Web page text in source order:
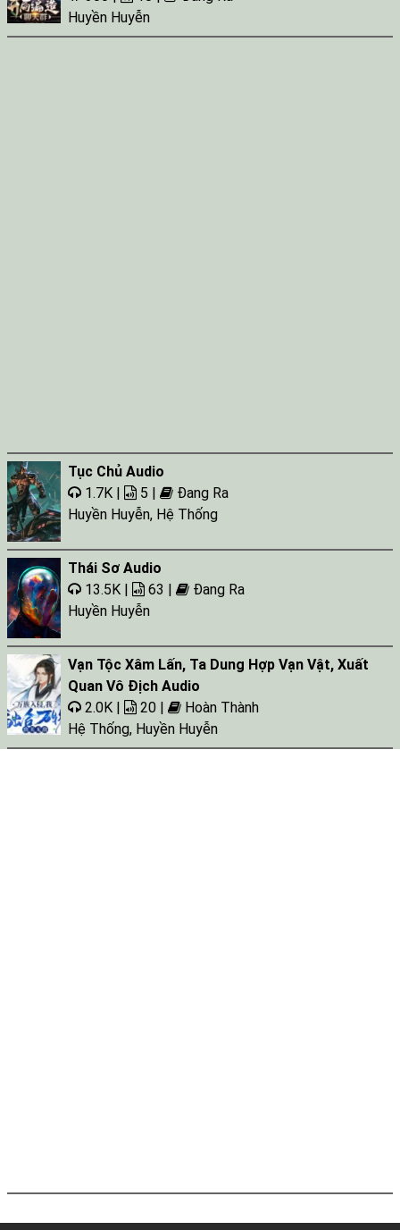
Huyền Huyễn
Tục Chủ Audio
1.7K |
5 |
Đang Ra
Huyền Huyễn, Hệ Thống
Thái Sơ Audio
13.5K |
63 |
Đang Ra
Huyền Huyễn
Vạn Tộc Xâm Lấn, Ta Dung Hợp Vạn Vật, Xuất
Quan Vô Địch Audio
2.0K |
20 |
Hoàn Thành
Hệ Thống, Huyền Huyễn